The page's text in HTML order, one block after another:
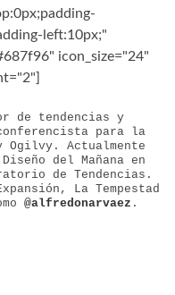
left:10px;"
icon_size="24"
de tendencias y
para la
Ogilvy. Actualmente
del Mañana en
de Tendencias.
La Tempestad
@alfredonarvaez .